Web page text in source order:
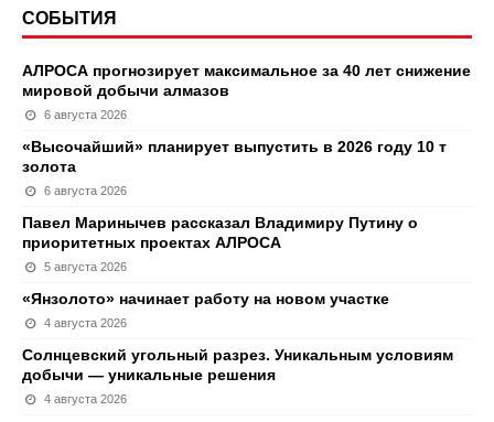
СОБЫТИЯ
АЛРОСА прогнозирует максимальное за 40 лет снижение
мировой добычи алмазов
6 августа 2026
«Высочайший» планирует выпустить в 2026 году 10 т
золота
6 августа 2026
Павел Маринычев рассказал Владимиру Путину о
приоритетных проектах АЛРОСА
5 августа 2026
«Янзолото» начинает работу на новом участке
4 августа 2026
Солнцевский угольный разрез. Уникальным условиям
добычи — уникальные решения
4 августа 2026